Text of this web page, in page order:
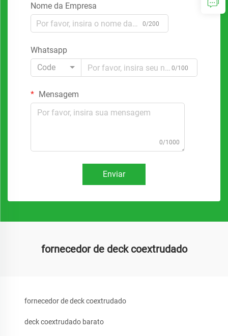
Nome da Empresa
0/200
Whatsapp
Code
0/100
Mensagem
0/1000
Enviar
fornecedor de deck coextrudado
fornecedor de deck coextrudado
deck coextrudado barato